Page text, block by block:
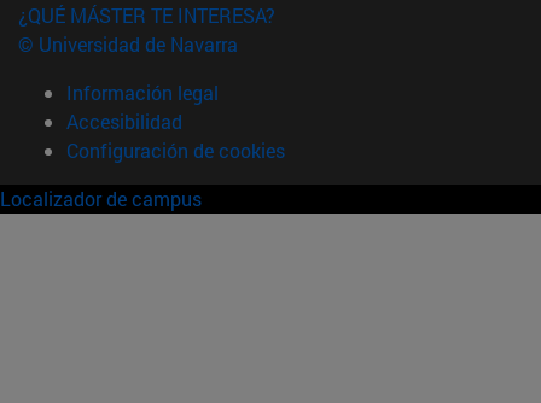
¿QUÉ MÁSTER TE INTERESA?
© Universidad de Navarra
Información legal
Accesibilidad
Configuración de cookies
Localizador de campus